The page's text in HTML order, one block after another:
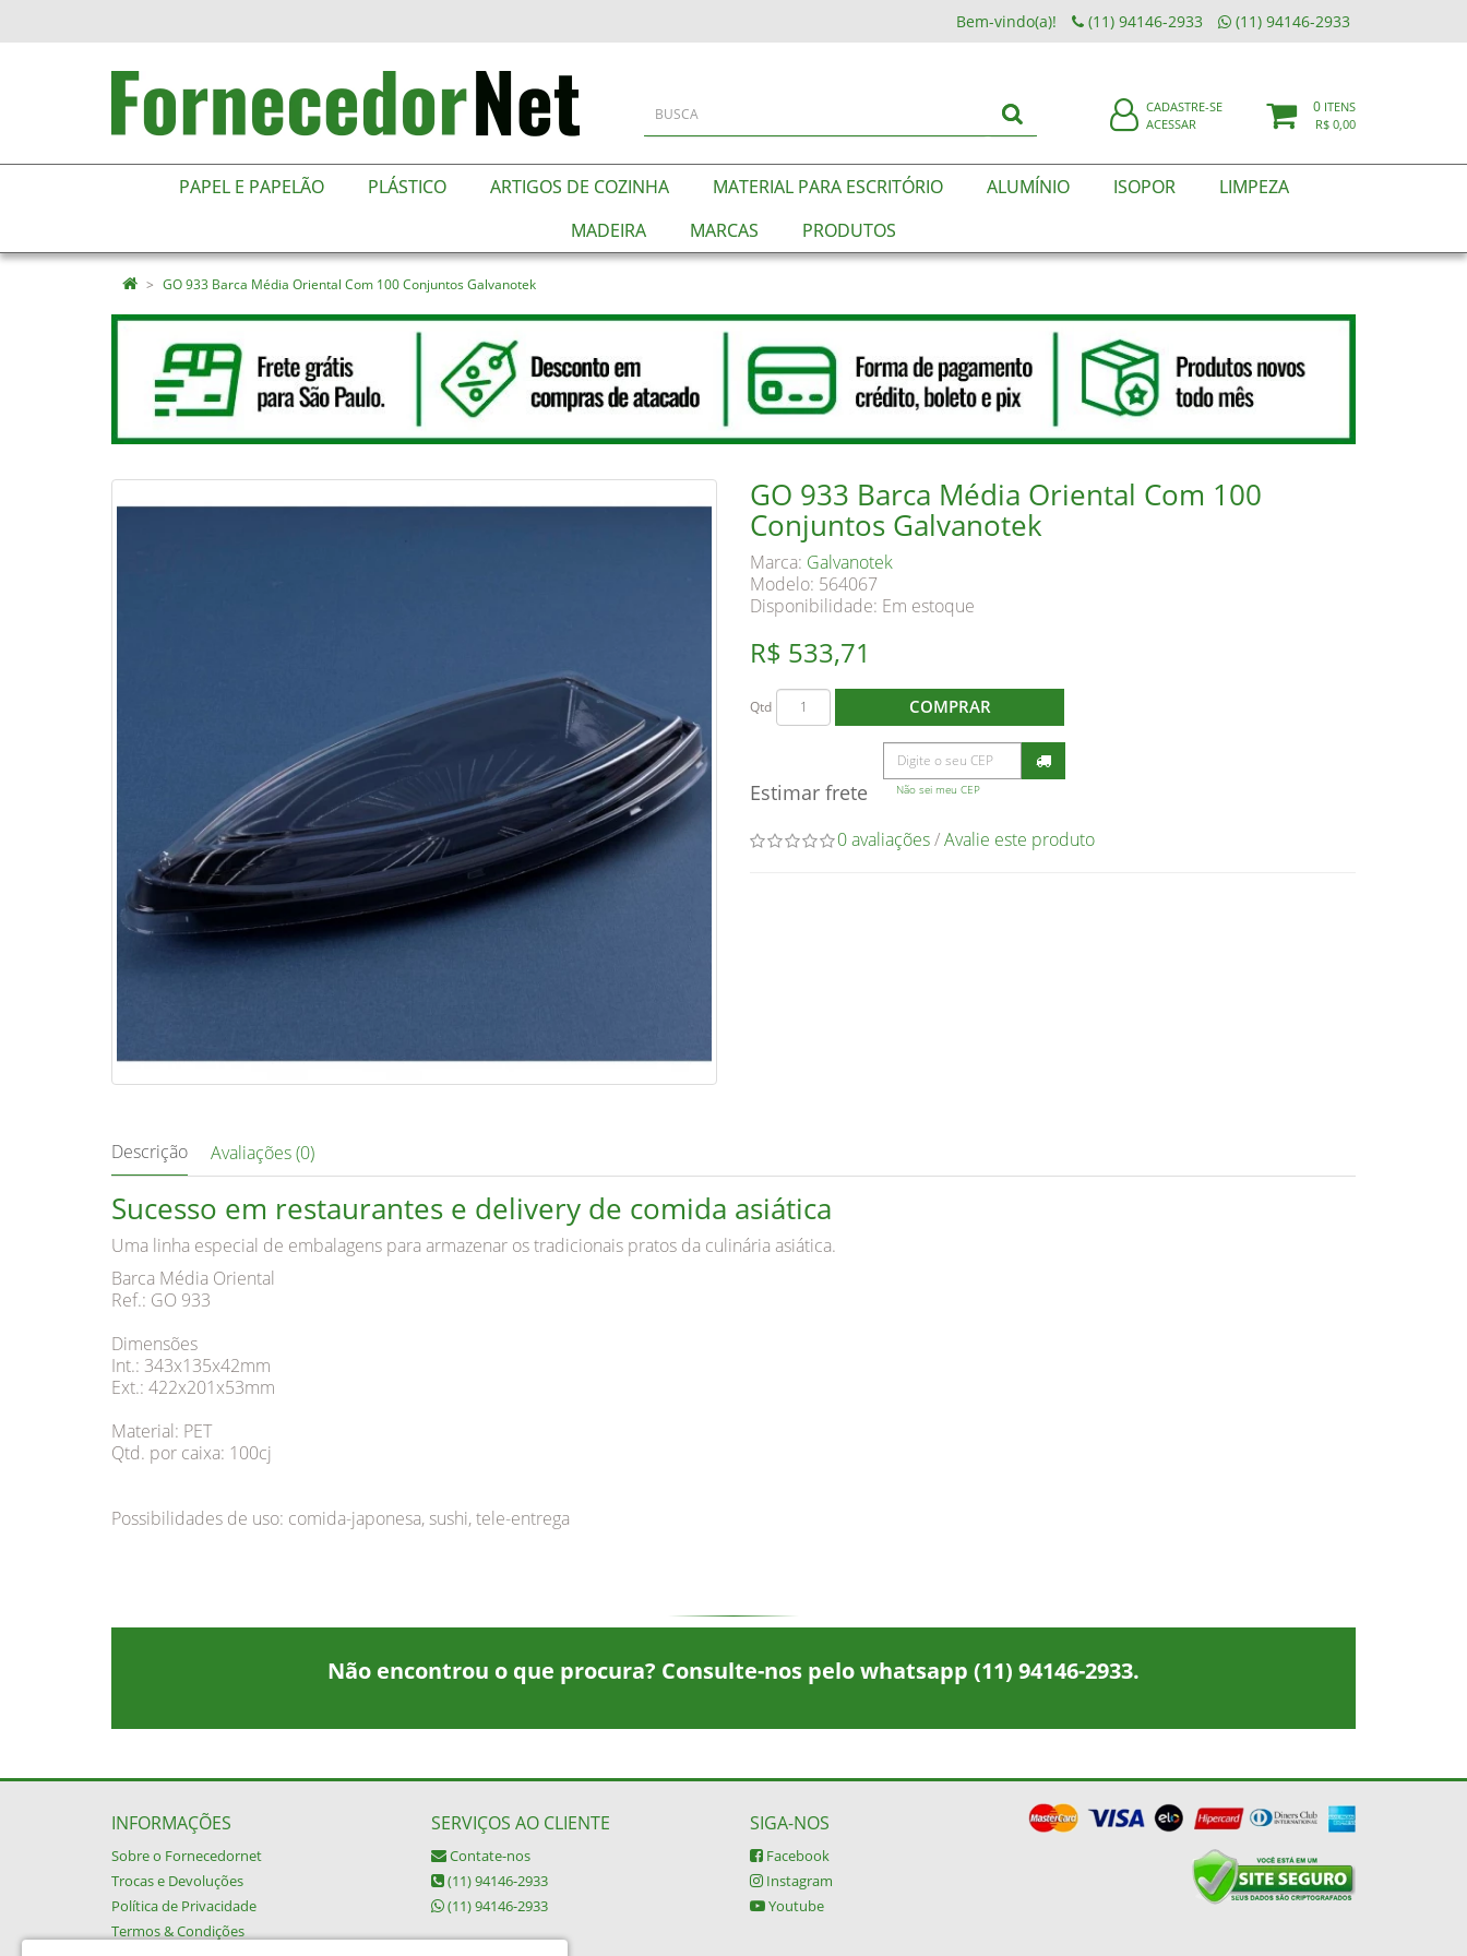
Bem-vindo(a)! (11) 94146-2933 (11) 94146-2933
CADASTRE-SE
ACESSAR
0 ITENS
R$ 0,00
PAPEL E PAPELÃO PLÁSTICO ARTIGOS DE COZINHA MATERIAL PARA ESCRITÓRIO ALUMÍNIO ISOPOR
LIMPEZA
MADEIRA
MARCAS PRODUTOS
GO 933 Barca Média Oriental Com 100 Conjuntos Galvanotek
GO 933 Barca Média Oriental Com 100
Conjuntos Galvanotek
Marca: Galvanotek
Modelo: 564067
Disponibilidade: Em estoque
R$ 533,71
Qtd COMPRAR
Estimar frete Não sei meu CEP
0 avaliações/Avalie este produto
Descrição Avaliações (0)
Sucesso em restaurantes e delivery de comida asiática
Uma linha especial de embalagens para armazenar os tradicionais pratos da culinária asiática.
Barca Média Oriental
Ref.: GO 933
Dimensões
Int.: 343x135x42mm
Ext.: 422x201x53mm
Material: PET
Qtd. por caixa: 100cj
Possibilidades de uso: comida-japonesa, sushi, tele-entrega
Não encontrou o que procura? Consulte-nos pelo whatsapp (11) 94146-2933.
INFORMAÇÕES
Sobre o Fornecedornet
Trocas e Devoluções
Política de Privacidade
Termos & Condições
SERVIÇOS AO CLIENTE
Contate-nos
(11) 94146-2933
(11) 94146-2933
SIGA-NOS
Facebook
Instagram
Youtube